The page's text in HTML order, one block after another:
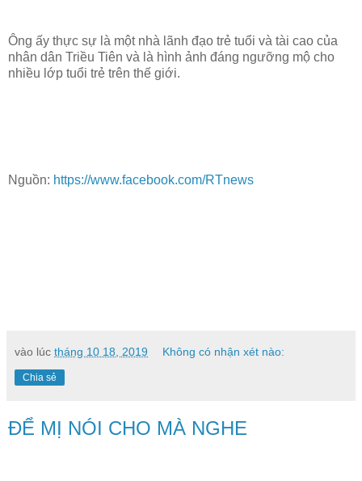
Ông ấy thực sự là một nhà lãnh đạo trẻ tuổi và tài cao của
nhân dân Triều Tiên và là hình ảnh đáng ngưỡng mộ cho
nhiều lớp tuổi trẻ trên thế giới.
Nguồn: https://www.facebook.com/RTnews
vào lúc tháng 10 18, 2019 Không có nhận xét nào:
Chia sẻ
ĐỂ MỊ NÓI CHO MÀ NGHE